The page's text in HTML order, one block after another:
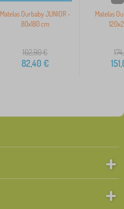
Matelas Ourbaby JUNIOR -
80x180 cm
102,90€
82,40 €
Matelas